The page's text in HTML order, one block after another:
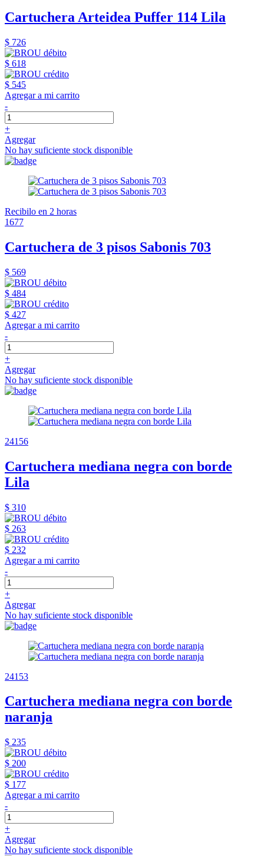
Cartuchera Arteidea Puffer 114 Lila
$ 726
$ 618
$ 545
Agregar a mi carrito
-
+
Agregar
No hay suficiente stock disponible
Recibilo en 2 horas
1677
Cartuchera de 3 pisos Sabonis 703
$ 569
$ 484
$ 427
Agregar a mi carrito
-
+
Agregar
No hay suficiente stock disponible
24156
Cartuchera mediana negra con borde
Lila
$ 310
$ 263
$ 232
Agregar a mi carrito
-
+
Agregar
No hay suficiente stock disponible
24153
Cartuchera mediana negra con borde
naranja
$ 235
$ 200
$ 177
Agregar a mi carrito
-
+
Agregar
No hay suficiente stock disponible